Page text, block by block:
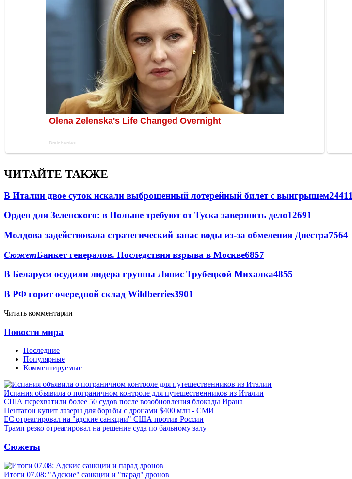
ЧИТАЙТЕ ТАКЖЕ
В Италии двое суток искали выброшенный лотерейный билет с выигрышем24411
Орден для Зеленского: в Польше требуют от Туска завершить дело12691
Молдова задействовала стратегический запас воды из-за обмеления Днестра7564
СюжетБанкет генералов. Последствия взрыва в Москве6857
В Беларуси осудили лидера группы Ляпис Трубецкой Михалка4855
В РФ горит очередной склад Wildberries3901
Читать комментарии
Новости мира
Последние
Популярные
Комментируемые
Испания объявила о пограничном контроле для путешественников из Италии
США перехватили более 50 судов после возобновления блокады Ирана
Пентагон купит лазеры для борьбы с дронами $400 млн - СМИ
ЕС отреагировал на "адские санкции" США против России
Трамп резко отреагировал на решение суда по бальному залу
Сюжеты
Итоги 07.08: "Адские" санкции и "парад" дронов